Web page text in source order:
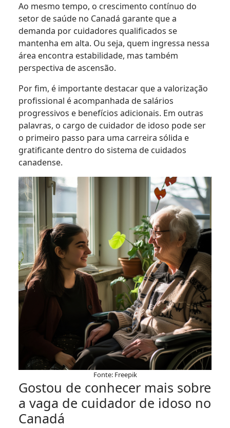
Ao mesmo tempo, o crescimento contínuo do
setor de saúde no Canadá garante que a
demanda por cuidadores qualificados se
mantenha em alta. Ou seja, quem ingressa nessa
área encontra estabilidade, mas também
perspectiva de ascensão.
Por fim, é importante destacar que a valorização
profissional é acompanhada de salários
progressivos e benefícios adicionais. Em outras
palavras, o cargo de cuidador de idoso pode ser
o primeiro passo para uma carreira sólida e
gratificante dentro do sistema de cuidados
canadense.
Fonte: Freepik
Gostou de conhecer mais sobre
a vaga de cuidador de idoso no
Canadá